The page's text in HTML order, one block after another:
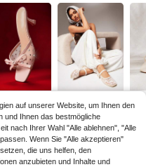
,48€ 21,88€ 17
Kleidungs-Accessoires
auf unserer Website, um Ihnen den
und Ihnen das bestmögliche
nach Ihrer Wahl "Alle ablehnen", "Alle
Wenn Sie "Alle akzeptieren"
die uns helfen, den
anzubieten und Inhalte und